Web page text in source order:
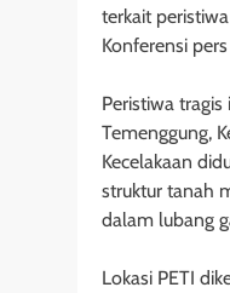
terkait
Konferensi
Peristiwa
Temenggung,
Kecelakaan
struktur tanah
dalam lubang
Lokasi PETI